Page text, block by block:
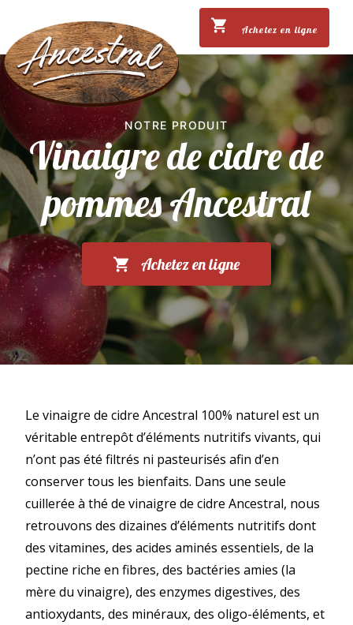
Achetez en ligne
NOTRE PRODUIT
Vinaigre de cidre de
pommes Ancestral
Achetez en ligne
Le vinaigre de cidre Ancestral 100% naturel est un
véritable entrepôt d’éléments nutritifs vivants, qui
n’ont pas été filtrés ni pasteurisés afin d’en
conserver tous les bienfaits. Dans une seule
cuillerée à thé de vinaigre de cidre Ancestral, nous
retrouvons des dizaines d’éléments nutritifs dont
des vitamines, des acides aminés essentiels, de la
pectine riche en fibres, des bactéries amies (la
mère du vinaigre), des enzymes digestives, des
antioxydants, des minéraux, des oligo-éléments, et